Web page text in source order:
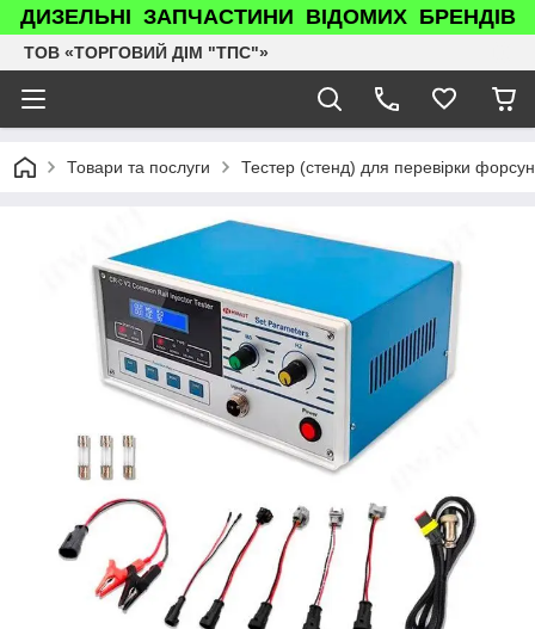
ДИЗЕЛЬНІ ЗАПЧАСТИНИ ВІДОМИХ БРЕНДІВ
ТОВ «ТОРГОВИЙ ДІМ "ТПС"»
Товари та послуги Тестер (стенд) для перевірки